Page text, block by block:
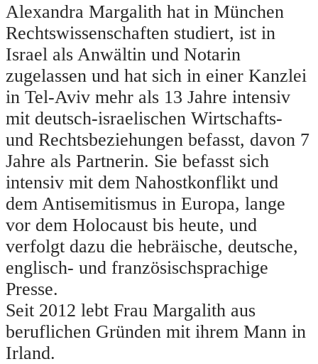
Alexandra Margalith hat in München
Rechtswissenschaften studiert, ist in
Israel als Anwältin und Notarin
zugelassen und hat sich in einer Kanzlei
in Tel-Aviv mehr als 13 Jahre intensiv
mit deutsch-israelischen Wirtschafts-
und Rechtsbeziehungen befasst, davon 7
Jahre als Partnerin. Sie befasst sich
intensiv mit dem Nahostkonflikt und
dem Antisemitismus in Europa, lange
vor dem Holocaust bis heute, und
verfolgt dazu die hebräische, deutsche,
englisch- und französischsprachige
Presse.
Seit 2012 lebt Frau Margalith aus
beruflichen Gründen mit ihrem Mann in
Irland.